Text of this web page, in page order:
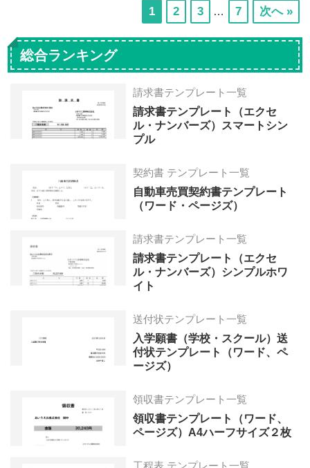
次
ー
ジ
へ
1
次
ー
2
次
ー
へ
3
Interim
pages
omitted
…
次
ー
ジ
7 次へ »
総合ランキング
請求書テンプレート一覧
請求書テンプレート（エクセ
ル・ナンバーズ）スマートシン
プル
契約書 テンプレート一覧
自動車売買契約書テンプレート
（ワード・ページズ）
請求書テンプレート一覧
請求書テンプレート（エクセ
ル・ナンバーズ）シンプルホワ
イト
送付状テンプレート一覧
入学願書（学校・スクール）送
付状テンプレート（ワード、ペ
ージズ）
領収書テンプレート一覧
領収書テンプレート（ワード、
ページズ）A4ハーフサイズ２枚